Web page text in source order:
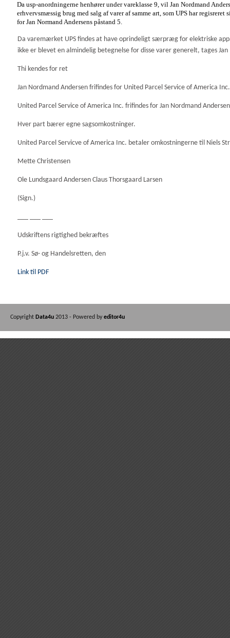
Da usp-anordningerne henhører under vareklasse 9, vil Jan Nordmand
erhvervsmæssig brug med salg af varer af samme art, som UPS har regisreret
for Jan Normand Andersens påstand 5.
Da varemærket UPS findes at have oprindeligt særpræg for elektriske
ikke er blevet en almindelig betegnelse for disse varer generelt, tages
Thi kendes for ret
Jan Nordmand Andersen frifindes for United Parcel Service of America
United Parcel Service of America Inc. frifindes for Jan Nordmand
Hver part bærer egne sagsomkostninger.
United Parcel Servicve of America Inc. betaler omkostningerne til Niels
Mette Christensen
Ole Lundsgaard Andersen Claus Thorsgaard Larsen
(Sign.)
Udskriftens rigtighed bekræftes
P.j.v. Sø- og Handelsretten, den
Link til PDF
Copyright Data4u 2013 - Powered by editor4u